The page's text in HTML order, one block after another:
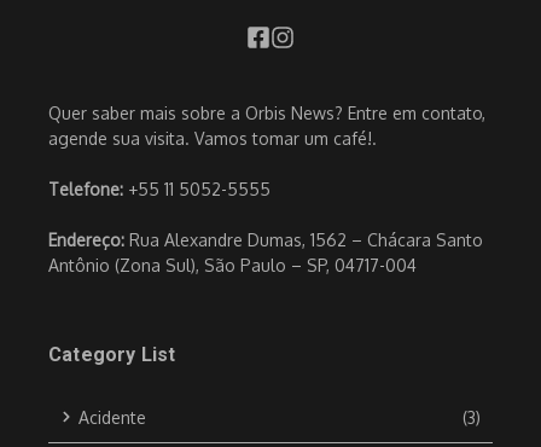
Quer saber mais sobre a Orbis News? Entre em contato,
agende sua visita. Vamos tomar um café!.
Telefone: +55 11 5052-5555
Endereço: Rua Alexandre Dumas, 1562 – Chácara Santo
Antônio (Zona Sul), São Paulo – SP, 04717-004
Category List
Acidente (3)